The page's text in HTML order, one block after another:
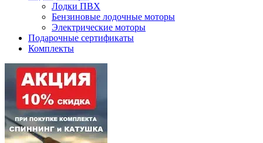
Лодки ПВХ
Бензиновые лодочные моторы
Электрические моторы
Подарочные сертификаты
Комплекты